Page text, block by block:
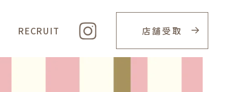
RECRUIT 店舗受取